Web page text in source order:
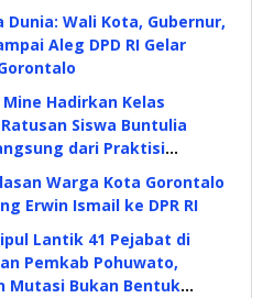
Dunia: Wali Kota, Gubernur,
Aleg DPD RI Gelar
Mine Hadirkan Kelas
Siswa Buntulia
dari Praktisi
Warga Kota Gorontalo
Erwin Ismail ke DPR RI
Lantik 41 Pejabat di
Pemkab Pohuwato,
Mutasi Bukan Bentuk